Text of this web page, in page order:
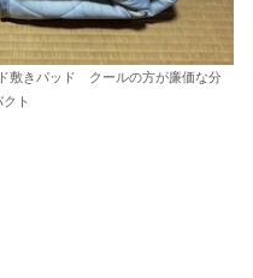
敷きパッド クールの方が廉価な分
ト